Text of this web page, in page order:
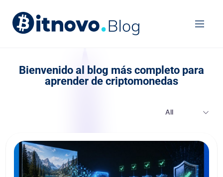
Bienvenido al blog más completo para
aprender de criptomonedas
All
Cómo el hash y la blockchain detectan si un contenido es